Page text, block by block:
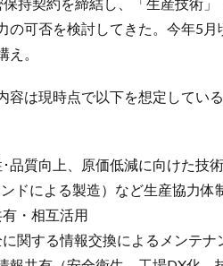
の可否を検討してきた。今年5
。
容は現時点で以下を想定している
･品質向上、原価低減に向けた技
ドによる製造）など生産協力体
有・相互活用
に関する情報交換によるメンテ